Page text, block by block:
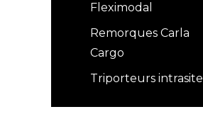
Fleximodal
Remorques Carla
Cargo
Triporteurs intrasite